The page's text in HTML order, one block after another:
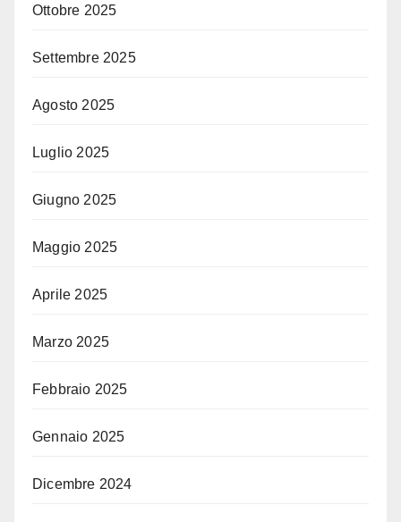
Ottobre 2025
Settembre 2025
Agosto 2025
Luglio 2025
Giugno 2025
Maggio 2025
Aprile 2025
Marzo 2025
Febbraio 2025
Gennaio 2025
Dicembre 2024